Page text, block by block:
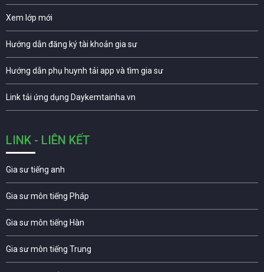
Xem lớp mới
Hướng dẫn đăng ký tài khoản gia sư
Hướng dẫn phụ huynh tải app và tìm gia sư
Link tải ứng dụng Daykemtainha.vn
LINK - LIÊN KẾT
Gia sư tiếng anh
Gia sư môn tiếng Pháp
Gia sư môn tiếng Hàn
Gia sư môn tiếng Trung